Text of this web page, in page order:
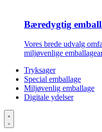
Bæredygtig
Vores brede udvalg
miljøvenlige
Tryksager
Special emballage
Miljøvenlig emballage
Digitale ydelser